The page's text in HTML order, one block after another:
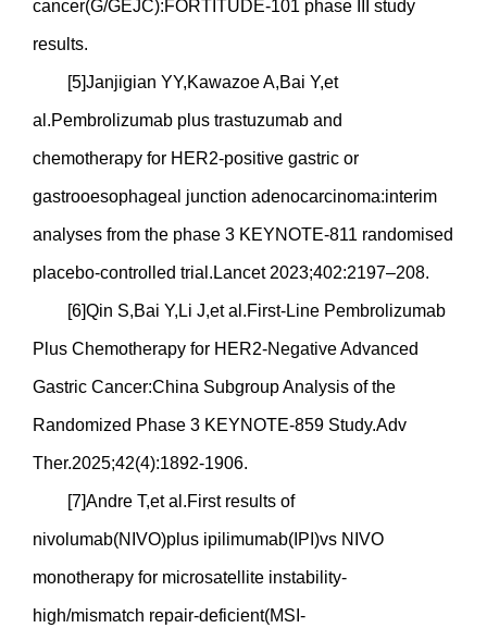
cancer(G/GEJC):FORTITUDE-101 phase III study
results.
[5]Janjigian YY,Kawazoe A,Bai Y,et
al.Pembrolizumab plus trastuzumab and
chemotherapy for HER2-positive gastric or
gastrooesophageal junction adenocarcinoma:interim
analyses from the phase 3 KEYNOTE-811 randomised
placebo-controlled trial.Lancet 2023;402:2197–208.
[6]Qin S,Bai Y,Li J,et al.First-Line Pembrolizumab
Plus Chemotherapy for HER2-Negative Advanced
Gastric Cancer:China Subgroup Analysis of the
Randomized Phase 3 KEYNOTE-859 Study.Adv
Ther.2025;42(4):1892-1906.
[7]Andre T,et al.First results of
nivolumab(NIVO)plus ipilimumab(IPI)vs NIVO
monotherapy for microsatellite instability-
high/mismatch repair-deficient(MSI-